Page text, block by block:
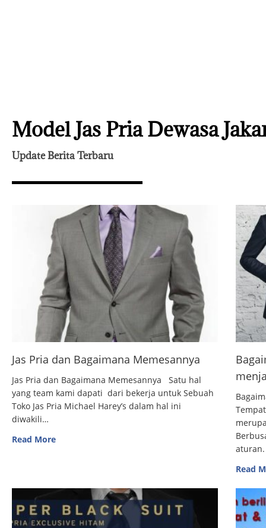
Model Jas Pria Dewasa
Update Berita Terbaru
Jas Pria dan Bagaimana Memesannya
Jas Pria dan Bagaimana Memesannya Satu hal
yang team kami dapati dari bekerja untuk Sebuah
Toko Jas Pria Michael Harey’s dalam hal ini
diwakili…
Read More
Read